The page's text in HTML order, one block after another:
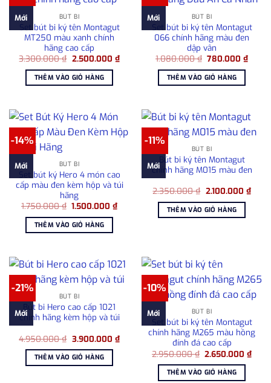
Mới BÚT BI
Set bút bi ký tên Montagut
MT250 màu xanh chính
hãng cao cấp
3.300.000₫ Giá
là:
3.300.000 ₫.
2.500.000 ₫Giá
hiện
2.500.000 ₫.
THÊM VÀO GIỎ HÀNG
Mới BÚT BI
Set bút bi ký tên Montagut
066 chính hãng màu đen
dập vân
1.080.000₫ Giá
là:
1.080.000 ₫.
780.000₫Giá
hiện
THÊM VÀO GIỎ HÀNG
-14%
Mới BÚT BI
Set bút ký Hero 4 món cao
cấp màu đen kèm hộp và túi
hãng
1.750.000₫ Giá
là:
1.750.000 ₫.
1.500.000₫Giá
hiện
THÊM VÀO GIỎ HÀNG
-11%
Mới
BÚT BI
Bút bi ký tên Montagut
chính hãng M015 màu đen
2.350.000₫ Giá
là:
2.350.000 ₫.
2.100.000 ₫Giá
hiện
THÊM VÀO GIỎ HÀNG
-21%
Mới
BÚT BI
Bút bi Hero cao cấp 1021
chính hãng kèm hộp và túi
4.950.000₫ Giá
là:
4.950.000 ₫.
3.900.000 ₫Giá
hiện
3.900.000 ₫.
THÊM VÀO GIỎ HÀNG
-10%
Mới BÚT BI
Set bút bi ký tên Montagut
chính hãng M265 màu hồng
đính đá cao cấp
2.950.000₫ Giá
là:
2.950.000 ₫.
2.650.000₫Giá
hiện
THÊM VÀO GIỎ HÀNG